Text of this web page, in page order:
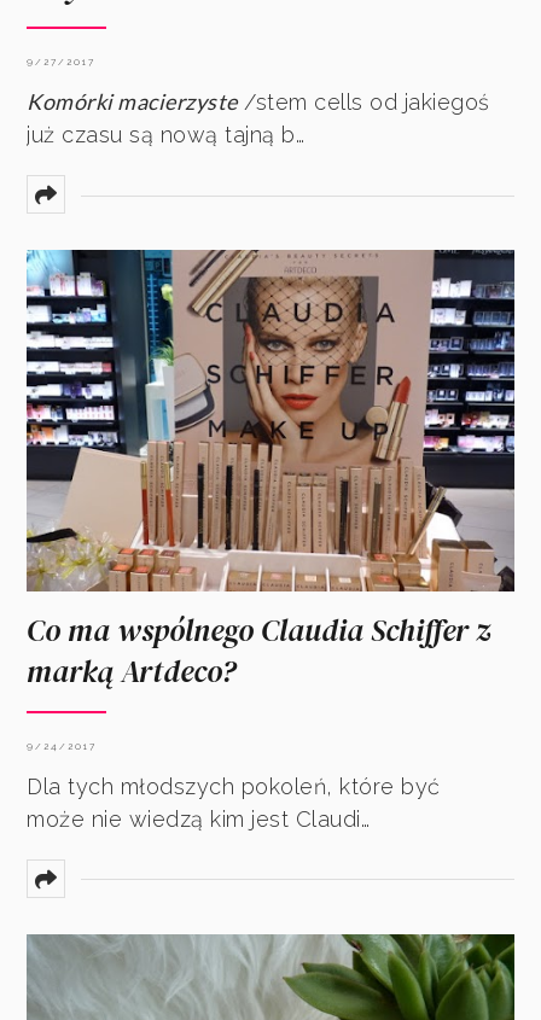
9/27/2017
Komórki macierzyste/stem cells od jakiegoś
już czasu są nową tajną b…
Co ma wspólnego Claudia Schiffer z
marką Artdeco?
9/24/2017
Dla tych młodszych pokoleń, które być
może nie wiedzą kim jest Claudi…